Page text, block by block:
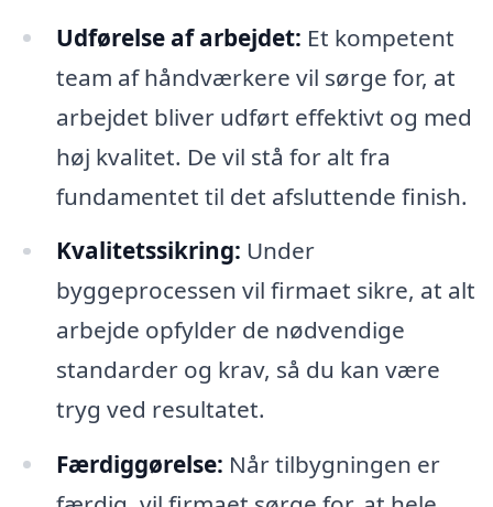
Udførelse af arbejdet: Et kompetent
team af håndværkere vil sørge for, at
arbejdet bliver udført effektivt og med
høj kvalitet. De vil stå for alt fra
fundamentet til det afsluttende finish.
Kvalitetssikring: Under
byggeprocessen vil firmaet sikre, at alt
arbejde opfylder de nødvendige
standarder og krav, så du kan være
tryg ved resultatet.
Færdiggørelse: Når tilbygningen er